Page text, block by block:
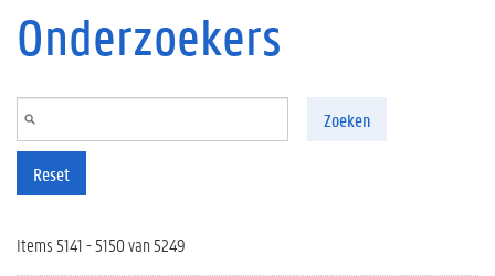
Onderzoekers
Zoeken
Reset
Items 5141 - 5150 van 5249